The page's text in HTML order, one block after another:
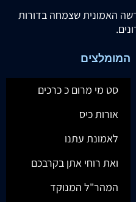
האמונית שצמחה בדורות
המומלצים
סט מי מרום כ כרכים
אורות כיס
לאמונת עתנו
ואת רוחי אתן בקרבכם
המהר"ל המנוקד